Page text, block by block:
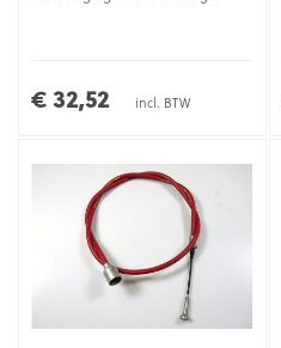
€ 32,52 incl. BTW